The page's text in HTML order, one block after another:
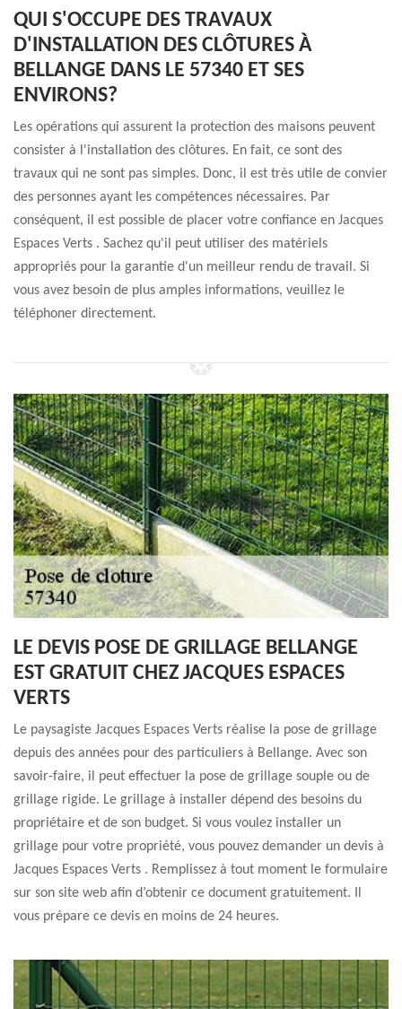
QUI S'OCCUPE DES TRAVAUX
D'INSTALLATION DES CLÔTURES À
BELLANGE DANS LE 57340 ET SES
ENVIRONS?
Les opérations qui assurent la protection des maisons peuvent
consister à l'installation des clôtures. En fait, ce sont des
travaux qui ne sont pas simples. Donc, il est très utile de convier
des personnes ayant les compétences nécessaires. Par
conséquent, il est possible de placer votre confiance en Jacques
Espaces Verts . Sachez qu'il peut utiliser des matériels
appropriés pour la garantie d'un meilleur rendu de travail. Si
vous avez besoin de plus amples informations, veuillez le
téléphoner directement.
LE DEVIS POSE DE GRILLAGE BELLANGE
EST GRATUIT CHEZ JACQUES ESPACES
VERTS
Le paysagiste Jacques Espaces Verts réalise la pose de grillage
depuis des années pour des particuliers à Bellange. Avec son
savoir-faire, il peut effectuer la pose de grillage souple ou de
grillage rigide. Le grillage à installer dépend des besoins du
propriétaire et de son budget. Si vous voulez installer un
grillage pour votre propriété, vous pouvez demander un devis à
Jacques Espaces Verts . Remplissez à tout moment le formulaire
sur son site web afin d’obtenir ce document gratuitement. Il
vous prépare ce devis en moins de 24 heures.